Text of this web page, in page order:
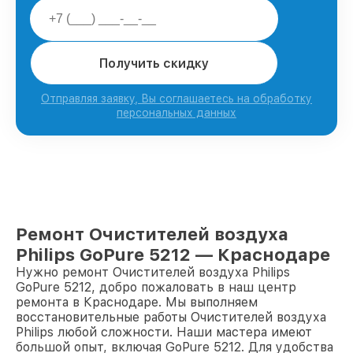
Получить скидку
Отправляя заявку, Вы соглашаетесь на обработку
персональных данных
Ремонт Очистителей воздуха
Philips GoPure 5212 — Краснодаре
Нужно ремонт Очистителей воздуха Philips
GoPure 5212, добро пожаловать в наш центр
ремонта в Краснодаре. Мы выполняем
восстановительные работы Очистителей воздуха
Philips любой сложности. Наши мастера имеют
большой опыт, включая GoPure 5212. Для удобства